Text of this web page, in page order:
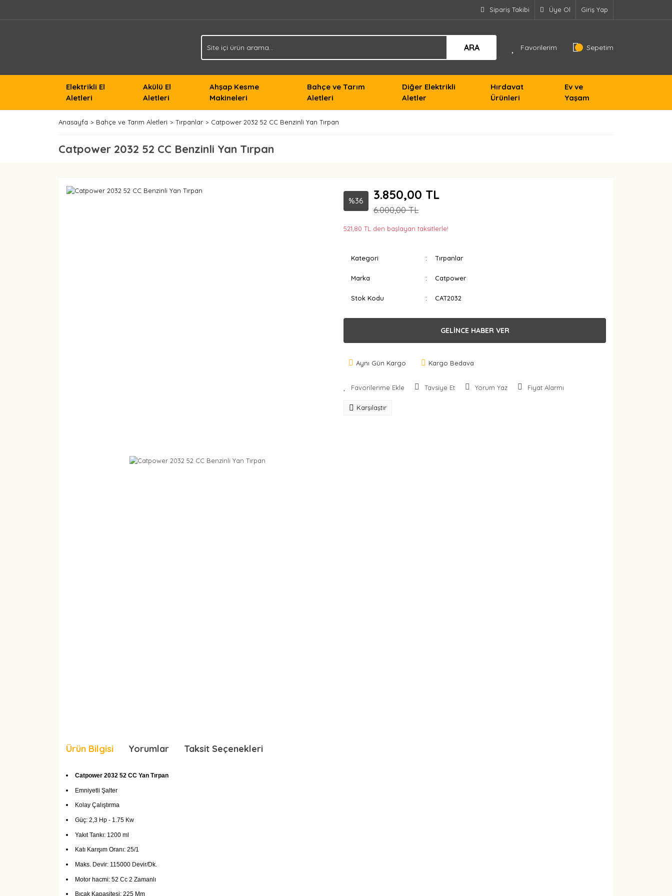
Sipariş Takibi Üye Ol Giriş Yap
ARA Favorilerim Sepetim
Elektrikli El
Aletleri
Akülü El
Aletleri
Ahşap Kesme
Makineleri
Bahçe ve Tarım
Aletleri
Diğer Elektrikli
Aletler
Hırdavat
Ürünleri
Ev ve
Yaşam
Anasayfa Bahçe ve Tarım Aletleri Tırpanlar Catpower 2032 52 CC Benzinli Yan Tırpan
Catpower 2032 52 CC Benzinli Yan Tırpan
%36 3.850,00 TL
6.000,00 TL
521,80 TL den başlayan taksitlerle!
Kategori Tırpanlar
Marka Catpower
Stok Kodu CAT2032
GELİNCE HABER VER
Aynı Gün Kargo Kargo Bedava
Tavsiye Et Yorum Yaz Fiyat Alarmı
Karşılaştır
Ürün Bilgisi Yorumlar Taksit Seçenekleri
Catpower 2032 52 CC Yan Tırpan
Emniyetli Şalter
Kolay Çalıştırma
Güç: 2,3 Hp - 1.75 Kw
Yakıt Tankı: 1200 ml
Katı Karışım Oranı: 25/1
Maks. Devir: 115000 Devir/Dk.
Motor hacmi: 52 Cc 2 Zamanlı
Bıçak Kapasitesi: 225 Mm